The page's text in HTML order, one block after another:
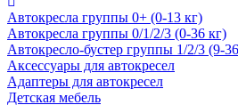
Автокресла группы 0+ (0-13 кг)
Автокресла группы 0/1/2/3 (0-36 кг)
Автокресло-бустер группы 1/2/3 (9-
Аксессуары для автокресел
Адаптеры для автокресел
Детская мебель